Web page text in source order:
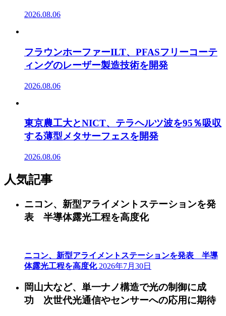
2026.08.06
フラウンホーファーILT、PFASフリーコーテ
ィングのレーザー製造技術を開発
2026.08.06
東京農工大とNICT、テラヘルツ波を95％吸収
する薄型メタサーフェスを開発
2026.08.06
人気記事
ニコン、新型アライメントステーションを発
表 半導体露光工程を高度化
ニコン、新型アライメントステーションを発表 半導
体露光工程を高度化 2026年7月30日
岡山大など、単一ナノ構造で光の制御に成
功 次世代光通信やセンサーへの応用に期待